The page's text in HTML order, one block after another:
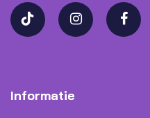
Informatie